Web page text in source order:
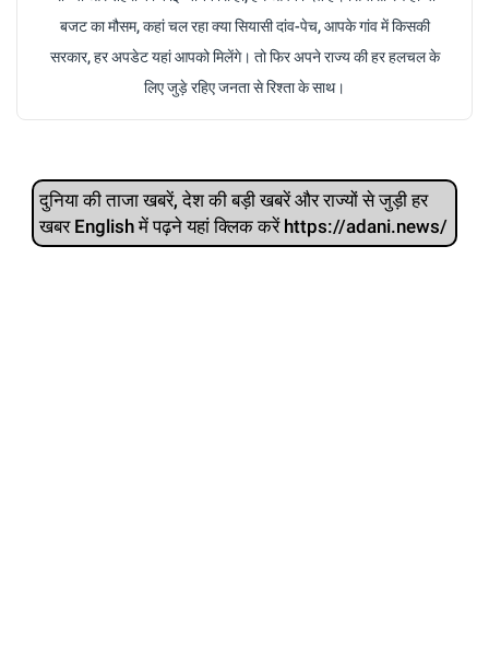
बजट का मौसम, कहां चल रहा क्या सियासी दांव-पेच, आपके गांव में किसकी
सरकार, हर अपडेट यहां आपको मिलेंगे। तो फिर अपने राज्य की हर हलचल के
लिए जुड़े रहिए जनता से रिश्ता के साथ।
दुनिया की ताजा खबरें, देश की बड़ी खबरें और राज्‍यों से जुड़ी हर
खबर English में पढ़ने यहां क्लिक करें https://adani.news/